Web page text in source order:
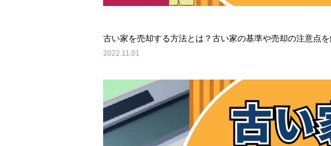
古い家を売却する方法とは？古い家の基準や売却の注意点を
2022.11.01